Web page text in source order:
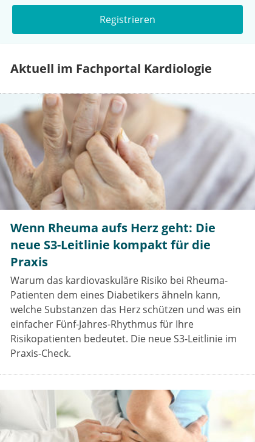
Registrieren
Aktuell im Fachportal Kardiologie
Wenn Rheuma aufs Herz geht: Die
neue S3-Leitlinie kompakt für die
Praxis
Warum das kardiovaskuläre Risiko bei Rheuma-
Patienten dem eines Diabetikers ähneln kann,
welche Substanzen das Herz schützen und was ein
einfacher Fünf-Jahres-Rhythmus für Ihre
Risikopatienten bedeutet. Die neue S3-Leitlinie im
Praxis-Check.